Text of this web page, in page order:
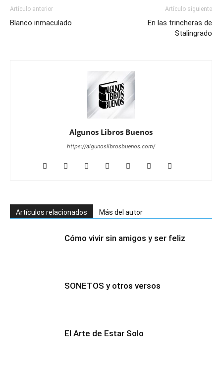
Artículo anterior
Blanco inmaculado
Artículo siguiente
En las trincheras de
Stalingrado
Algunos Libros Buenos
https://algunoslibrosbuenos.com/
Artículos relacionados Más del autor
Cómo vivir sin amigos y ser feliz
SONETOS y otros versos
El Arte de Estar Solo